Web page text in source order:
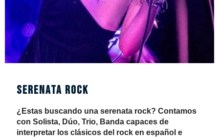
SERENATA ROCK
¿Estas buscando una serenata rock? Contamos
con Solista, Dúo, Trio, Banda capaces de
interpretar los clásicos del rock en español e